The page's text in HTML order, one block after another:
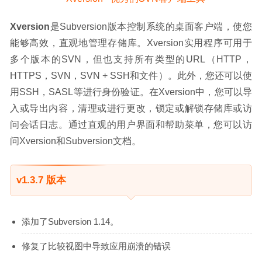
Xversion是Subversion版本控制系统的桌面客户端，使您
能够高效，直观地管理存储库。Xversion实用程序可用于
多个版本的SVN，但也支持所有类型的URL（HTTP，
HTTPS，SVN，SVN + SSH和文件）。此外，您还可以使
用SSH，SASL等进行身份验证。在Xversion中，您可以导
入或导出内容，清理或进行更改，锁定或解锁存储库或访
问会话日志。通过直观的用户界面和帮助菜单，您可以访
问Xversion和Subversion文档。
v1.3.7 版本
添加了Subversion 1.14。
修复了比较视图中导致应用崩溃的错误